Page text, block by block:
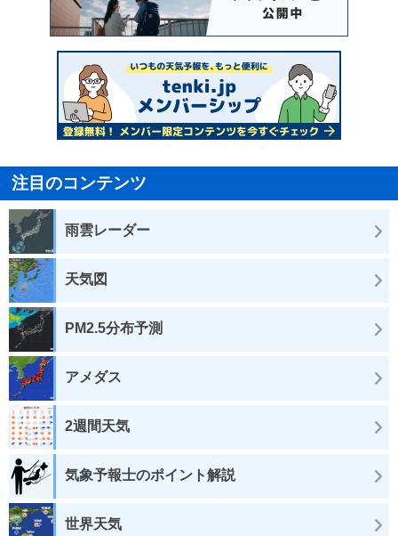
注目のコンテンツ
雨雲レーダー
天気図
PM2.5分布予測
アメダス
2週間天気
気象予報士のポイント解説
世界天気